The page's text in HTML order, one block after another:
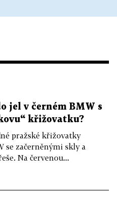
jel v černém BMW s
křižovatku?
pražské křižovatky
začerněnými skly a
Na červenou...